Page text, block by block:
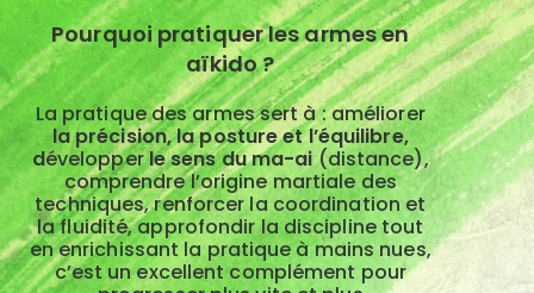
Pourquoi pratiquer les armes en
aïkido ?
La pratique des armes sert à : améliorer
la précision, la posture et l’équilibre,
développerle sens du ma-ai(distance),
comprendre l’origine martiale des
techniques, renforcer la coordination et
la fluidité, approfondir la discipline tout
en enrichissant la pratique à mains nues,
c’est un excellent complément pour